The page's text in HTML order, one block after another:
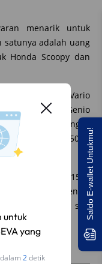
untuk
yang
1detik
menarik untuk
satunya adalah uang
Honda Scoopy dan
Honda Vario
dan Honda Genio
hingga
Honda CBR250RR
Honda CB150X
AstraPay senilai
pembelian seriSaldo E-wallet Untukmu!